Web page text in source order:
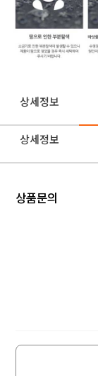
상세정보
상세정보
상품문의